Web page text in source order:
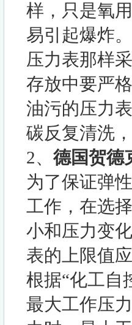
样，只是氧
易引起爆炸
压力表那样
存放中要严
油污的压力
碳反复清洗
2、 德国贺德
为了保证弹
工作，在选
小和压力变
表的上限值
根据“化工自
最大工作压